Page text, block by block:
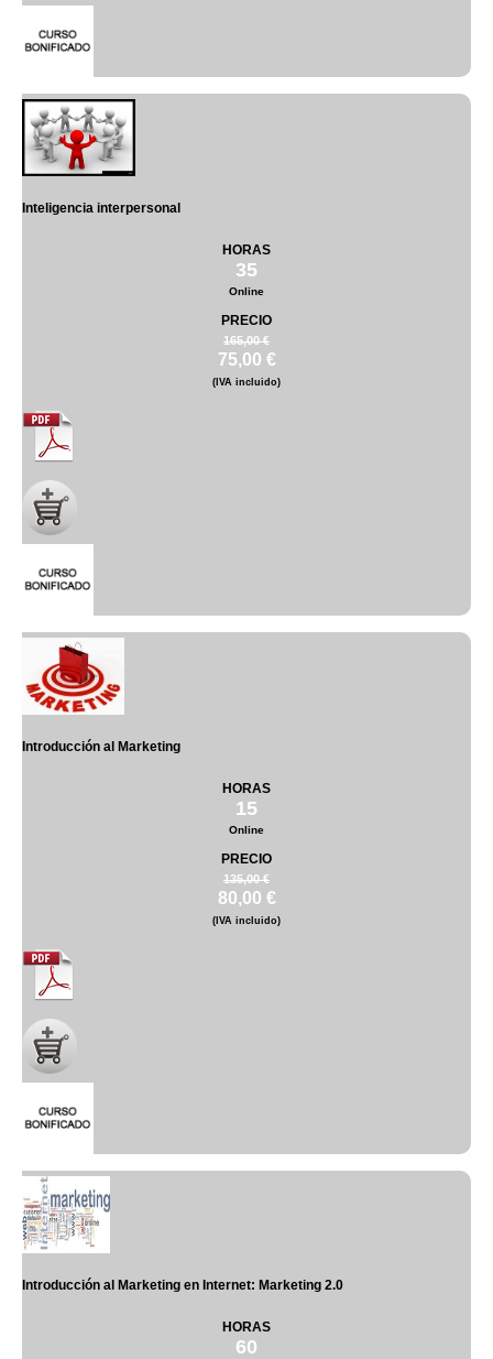
Inteligencia interpersonal
HORAS
35
Online
PRECIO
165,00 €
75,00 €
(IVA incluido)
Introducción al Marketing
HORAS
15
Online
PRECIO
135,00 €
80,00 €
(IVA incluido)
Introducción al Marketing en Internet: Marketing 2.0
HORAS
60